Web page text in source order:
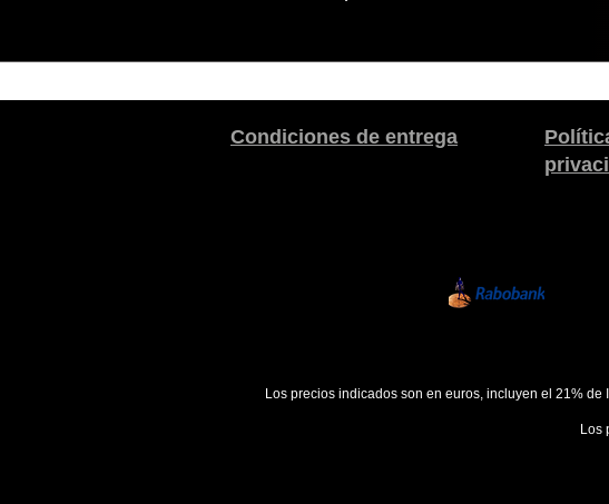
Condiciones de entrega
Los precios indicados son en euros, incluyen el 21%
Los